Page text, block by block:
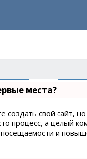
места?
создать свой сайт,
процесс, а целый
и